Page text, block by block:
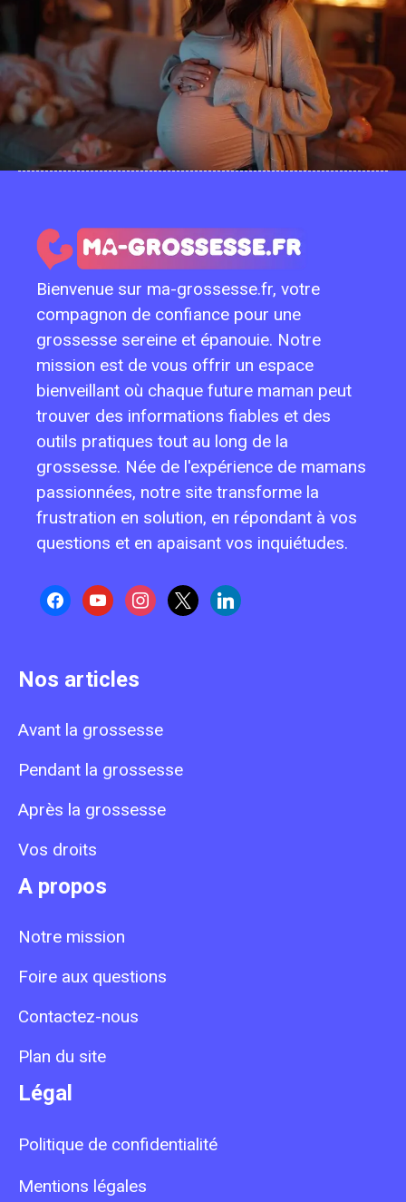
Bienvenue sur ma-grossesse.fr, votre
compagnon de confiance pour une
grossesse sereine et épanouie. Notre
mission est de vous offrir un espace
bienveillant où chaque future maman peut
trouver des informations fiables et des
outils pratiques tout au long de la
grossesse. Née de l'expérience de mamans
passionnées, notre site transforme la
frustration en solution, en répondant à vos
questions et en apaisant vos inquiétudes.
facebookyoutubeinstagram
x linkedin
Nos articles
Avant la grossesse
Pendant la grossesse
Après la grossesse
Vos droits
A propos
Notre mission
Foire aux questions
Contactez-nous
Plan du site
Légal
Politique de confidentialité
Mentions légales